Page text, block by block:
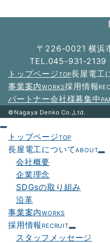
ョ
ン
〒226-0021 横浜
TEL.045-931-
トップページTOP長屋電工
事業案内WORKS採用情報
パートナー会社様募集中
©Nagaya Denko Co.,Ltd.
トップページTOP
長屋電工についてABOUT
会社概要
企業理念
SDGsの取り組み
沿革
事業案内WORKS
採用情報 RECRUIT
スタッフメッセージ